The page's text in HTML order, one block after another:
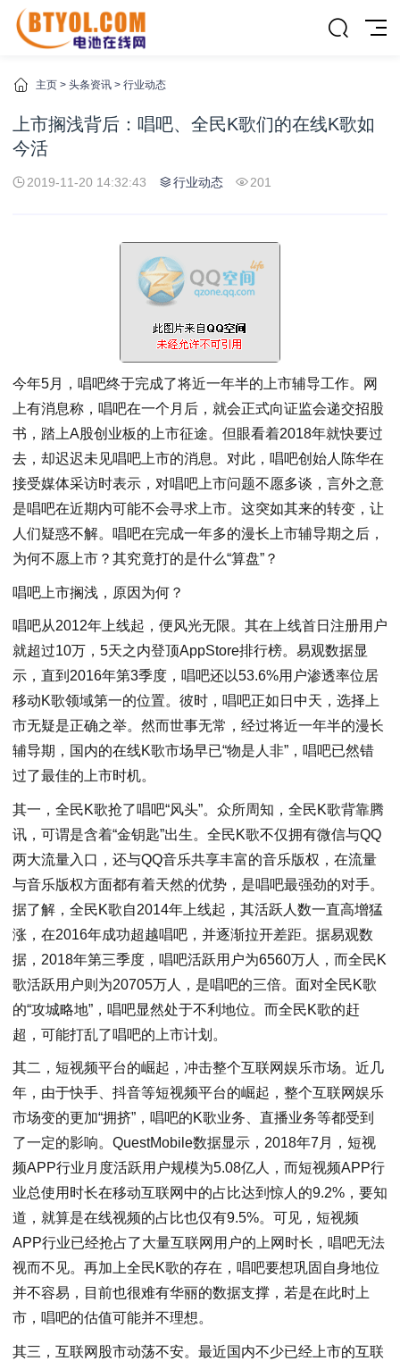
主页 > 头条资讯 > 行业动态
上市搁浅背后：唱吧、全民K歌们的在线K歌如
今活
2019-11-20 14:32:43 行业动态 201
今年5月，唱吧终于完成了将近一年半的上市辅导工作。网
上有消息称，唱吧在一个月后，就会正式向证监会递交招股
书，踏上A股创业板的上市征途。但眼看着2018年就快要过
去，却迟迟未见唱吧上市的消息。对此，唱吧创始人陈华在
接受媒体采访时表示，对唱吧上市问题不愿多谈，言外之意
是唱吧在近期内可能不会寻求上市。这突如其来的转变，让
人们疑惑不解。唱吧在完成一年多的漫长上市辅导期之后，
为何不愿上市？其究竟打的是什么“算盘”？
唱吧上市搁浅，原因为何？
唱吧从2012年上线起，便风光无限。其在上线首日注册用户
就超过10万，5天之内登顶AppStore排行榜。易观数据显
示，直到2016年第3季度，唱吧还以53.6%用户渗透率位居
移动K歌领域第一的位置。彼时，唱吧正如日中天，选择上
市无疑是正确之举。然而世事无常，经过将近一年半的漫长
辅导期，国内的在线K歌市场早已“物是人非”，唱吧已然错
过了最佳的上市时机。
其一，全民K歌抢了唱吧“风头”。众所周知，全民K歌背靠腾
讯，可谓是含着“金钥匙”出生。全民K歌不仅拥有微信与QQ
两大流量入口，还与QQ音乐共享丰富的音乐版权，在流量
与音乐版权方面都有着天然的优势，是唱吧最强劲的对手。
据了解，全民K歌自2014年上线起，其活跃人数一直高增猛
涨，在2016年成功超越唱吧，并逐渐拉开差距。据易观数
据，2018年第三季度，唱吧活跃用户为6560万人，而全民K
歌活跃用户则为20705万人，是唱吧的三倍。面对全民K歌
的“攻城略地”，唱吧显然处于不利地位。而全民K歌的赶
超，可能打乱了唱吧的上市计划。
其二，短视频平台的崛起，冲击整个互联网娱乐市场。近几
年，由于快手、抖音等短视频平台的崛起，整个互联网娱乐
市场变的更加“拥挤”，唱吧的K歌业务、直播业务等都受到
了一定的影响。QuestMobile数据显示，2018年7月，短视
频APP行业月度活跃用户规模为5.08亿人，而短视频APP行
业总使用时长在移动互联网中的占比达到惊人的9.2%，要知
道，就算是在线视频的占比也仅有9.5%。可见，短视频
APP行业已经抢占了大量互联网用户的上网时长，唱吧无法
视而不见。再加上全民K歌的存在，唱吧要想巩固自身地位
并不容易，目前也很难有华丽的数据支撑，若是在此时上
市，唱吧的估值可能并不理想。
其三，互联网股市动荡不安。最近国内不少已经上市的互联